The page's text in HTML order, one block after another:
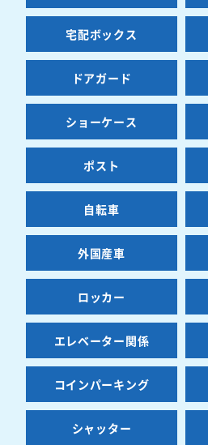
宅配ボックス
ドアガード
ショーケース
ポスト
自転車
外国産車
ロッカー
エレベーター関係
コインパーキング
シャッター